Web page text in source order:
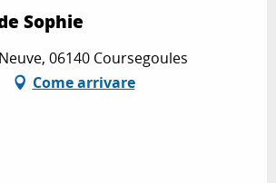
Sophie
06140 Coursegoules
Come arrivare